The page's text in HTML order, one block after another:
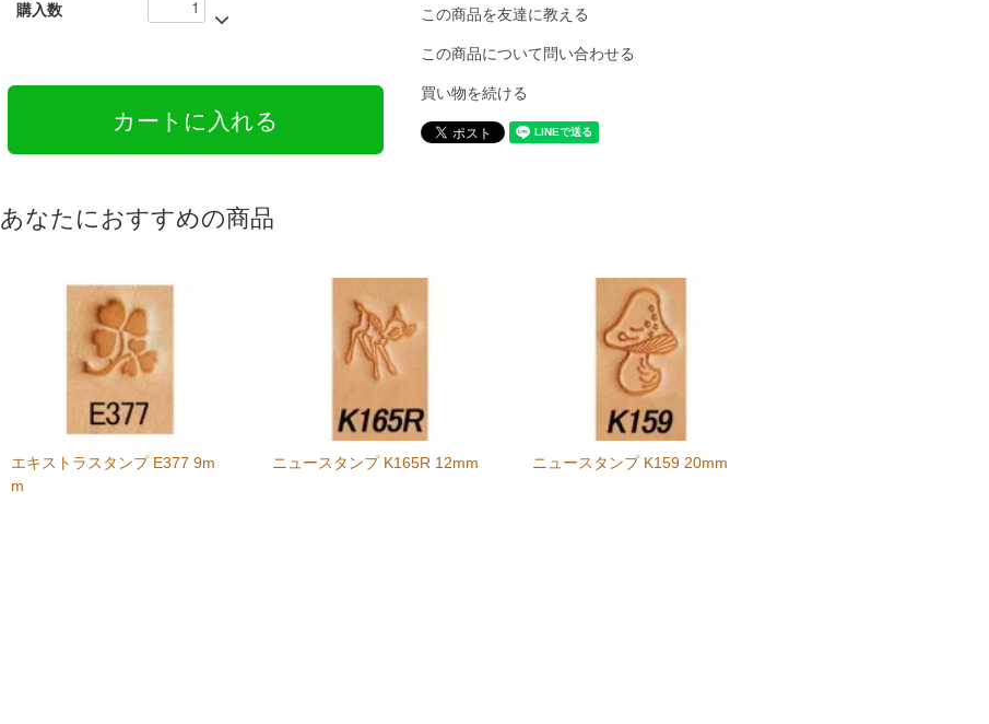
購入数 この商品を友達に教える
この商品について問い合わせる
買い物を続ける
あなたにおすすめの商品
エキストラスタンプ E377 9m
m
ニュースタンプ K165R 12mm ニュースタンプ K159 20mm